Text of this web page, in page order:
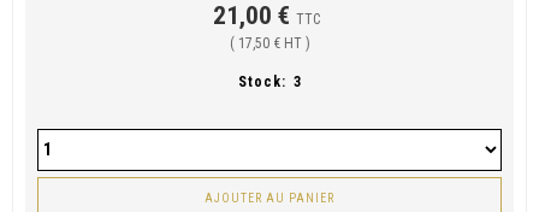
21,00 € TTC
( 17,50 € HT )
Stock: 3
AJOUTER AU PANIER